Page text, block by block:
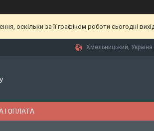
оскільки за її графіком роботи сьогодні
Хмельницький, Україна
І ОПЛАТА